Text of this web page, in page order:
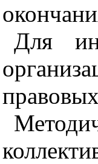
Для
Метод